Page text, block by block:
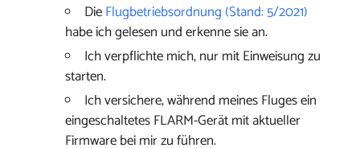
DieFlugbetriebsordnung (Stand: 5/2021)
habe ich gelesen und erkenne sie an.
Ich verpflichte mich, nur mit Einweisung zu
starten.
Ich versichere, während meines Fluges ein
eingeschaltetes FLARM-Gerät mit aktueller
Firmware bei mir zu führen.